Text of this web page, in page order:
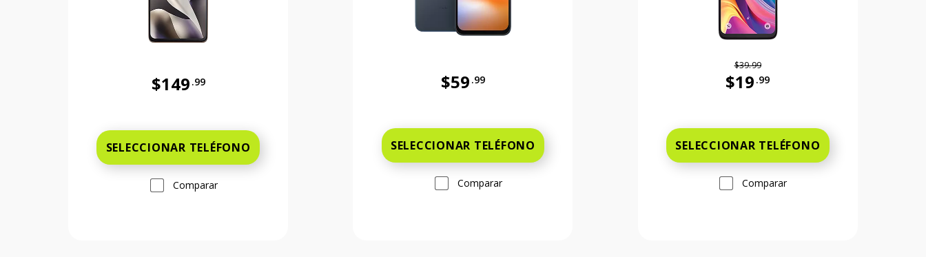
$149 .99
SELECCIONAR TELÉFONO
Comparar
$59 .99
SELECCIONAR TELÉFONO
Comparar
$39.99
$19 .99
SELECCIONAR TELÉFONO
Comparar